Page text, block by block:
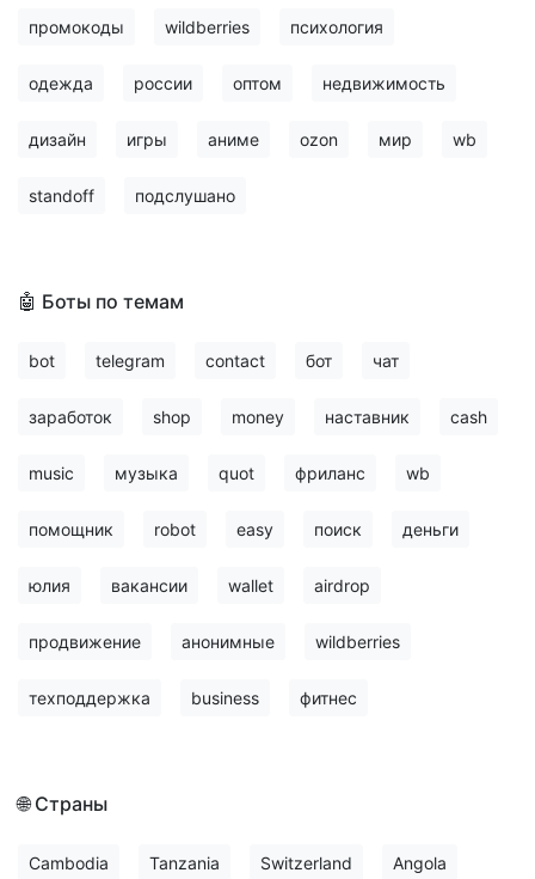
промокоды wildberries психология
одежда россии оптом недвижимость
дизайн игры аниме ozon мир wb
standoff подслушано
🤖 Боты по темам
bot telegram contact бот чат
заработок shop money наставник cash
music музыка quot фриланс wb
помощник robot easy поиск деньги
юлия вакансии wallet airdrop
продвижение анонимные wildberries
техподдержка business фитнес
🌐 Страны
Cambodia Tanzania Switzerland Angola